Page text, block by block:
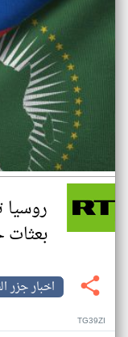
بعثات
اخبار جزر
TG39ZI